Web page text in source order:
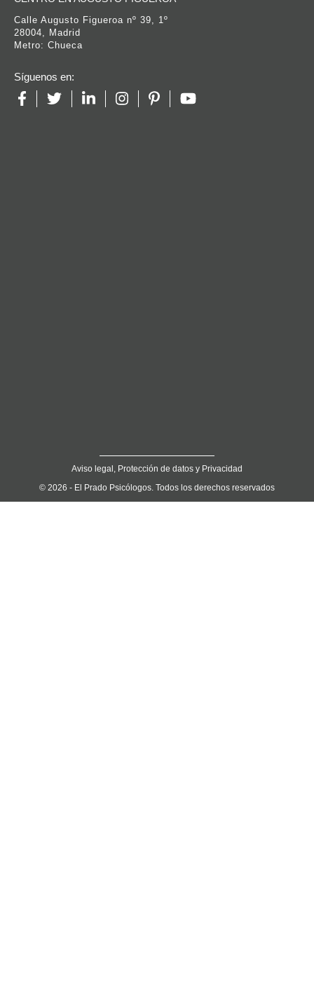
Calle Augusto Figueroa nº 39, 1º
28004, Madrid
Metro: Chueca
Síguenos en:
Aviso legal, Protección de datos y Privacidad
© 2026 - El Prado Psicólogos. Todos los derechos reservados